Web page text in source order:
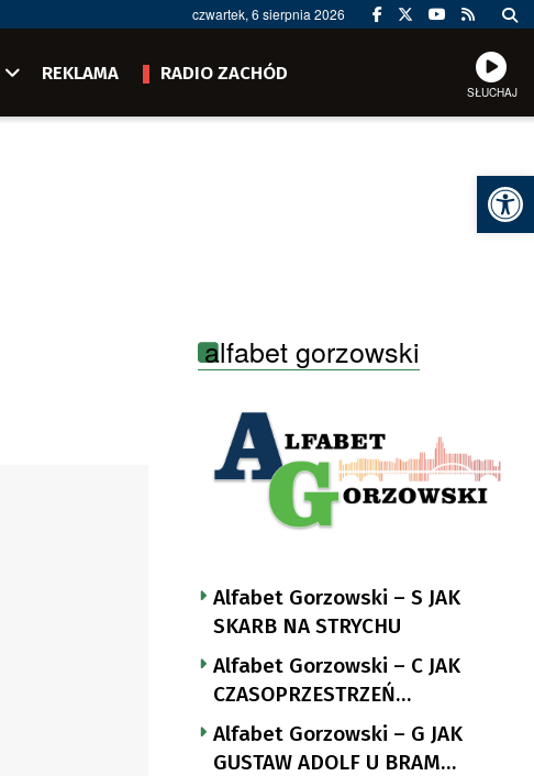
czwartek, 6 sierpnia 2026
REKLAMA RADIO ZACHÓD
SŁUCHAJ
alfabet gorzowski
Alfabet Gorzowski – S JAK
SKARB NA STRYCHU
Alfabet Gorzowski – C JAK
CZASOPRZESTRZEŃ
NUTTGENSA
Alfabet Gorzowski – G JAK
GUSTAW ADOLF U BRAM